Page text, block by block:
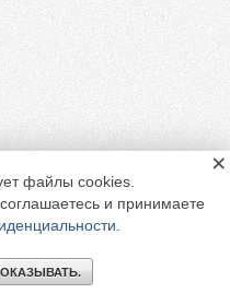
файлы cookies.
и принимаете
×